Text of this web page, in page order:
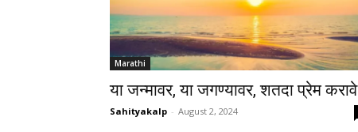
Marathi
या जन्मावर, या जगण्यावर, शतदा प्रेम करावे
Sahityakalp - August 2, 2024